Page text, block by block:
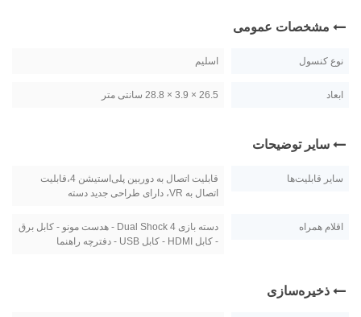
مشخصات عمومی
نوع کنسول اسلیم
ابعاد 26.5 × 3.9 × 28.8 سانتی متر
سایر توضیحات
سایر قابلیت‌ها
قابلیت اتصال به دوربین پلی‌استیشن 4،قابلیت
اتصال به VR، دارای طراحی جدید دسته
اقلام همراه
دسته بازی Dual Shock 4 - هدست مونو - کابل برق
- کابل HDMI - کابل USB - دفترچه راهنما
ذخیره‌سازی